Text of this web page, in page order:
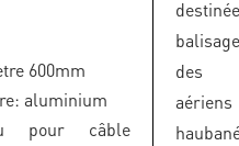
600mm
aluminium
pour câble
des